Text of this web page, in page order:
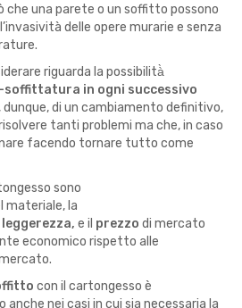
una parete o un soffitto possono
delle opere murarie e senza
riguarda la possibilità̀
in ogni successivo
di un cambiamento definitivo,
tanti problemi ma che, in caso
facendo tornare tutto come
sono
materiale, la
leggerezza, e il prezzo di mercato
economico rispetto alle
con il cartongesso è
nei casi in cui sia necessaria la